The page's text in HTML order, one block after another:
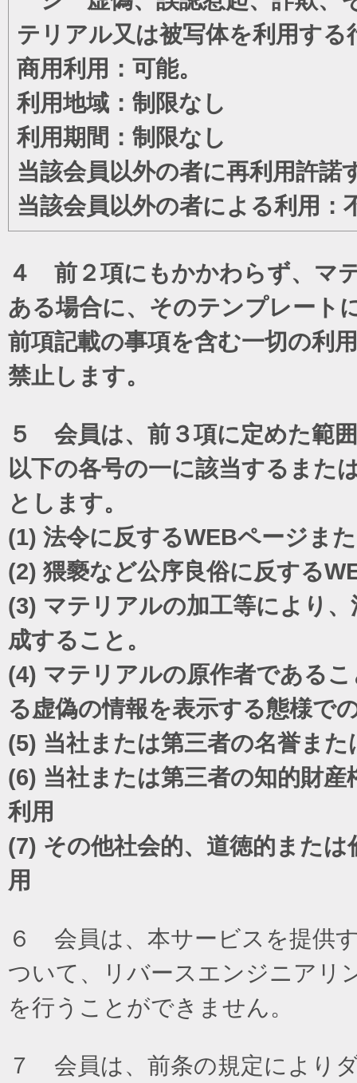
テリアル又は被写体を利用する
商用利用：可能。
利用地域：制限なし
利用期間：制限なし
当該会員以外の者に再利用許諾
当該会員以外の者による利用：
４ 前２項にもかかわらず、マ
ある場合に、そのテンプレート
前項記載の事項を含む一切の利
禁止します。
５ 会員は、前３項に定めた範
以下の各号の一に該当するまた
とします。
(1) 法令に反するWEBページま
(2) 猥褻など公序良俗に反する
(3) マテリアルの加工等により
成すること。
(4) マテリアルの原作者である
る虚偽の情報を表示する態様で
(5) 当社または第三者の名誉ま
(6) 当社または第三者の知的財
利用
(7) その他社会的、道徳的また
用
６ 会員は、本サービスを提供
ついて、リバースエンジニアリ
を行うことができません。
７ 会員は、前条の規定により